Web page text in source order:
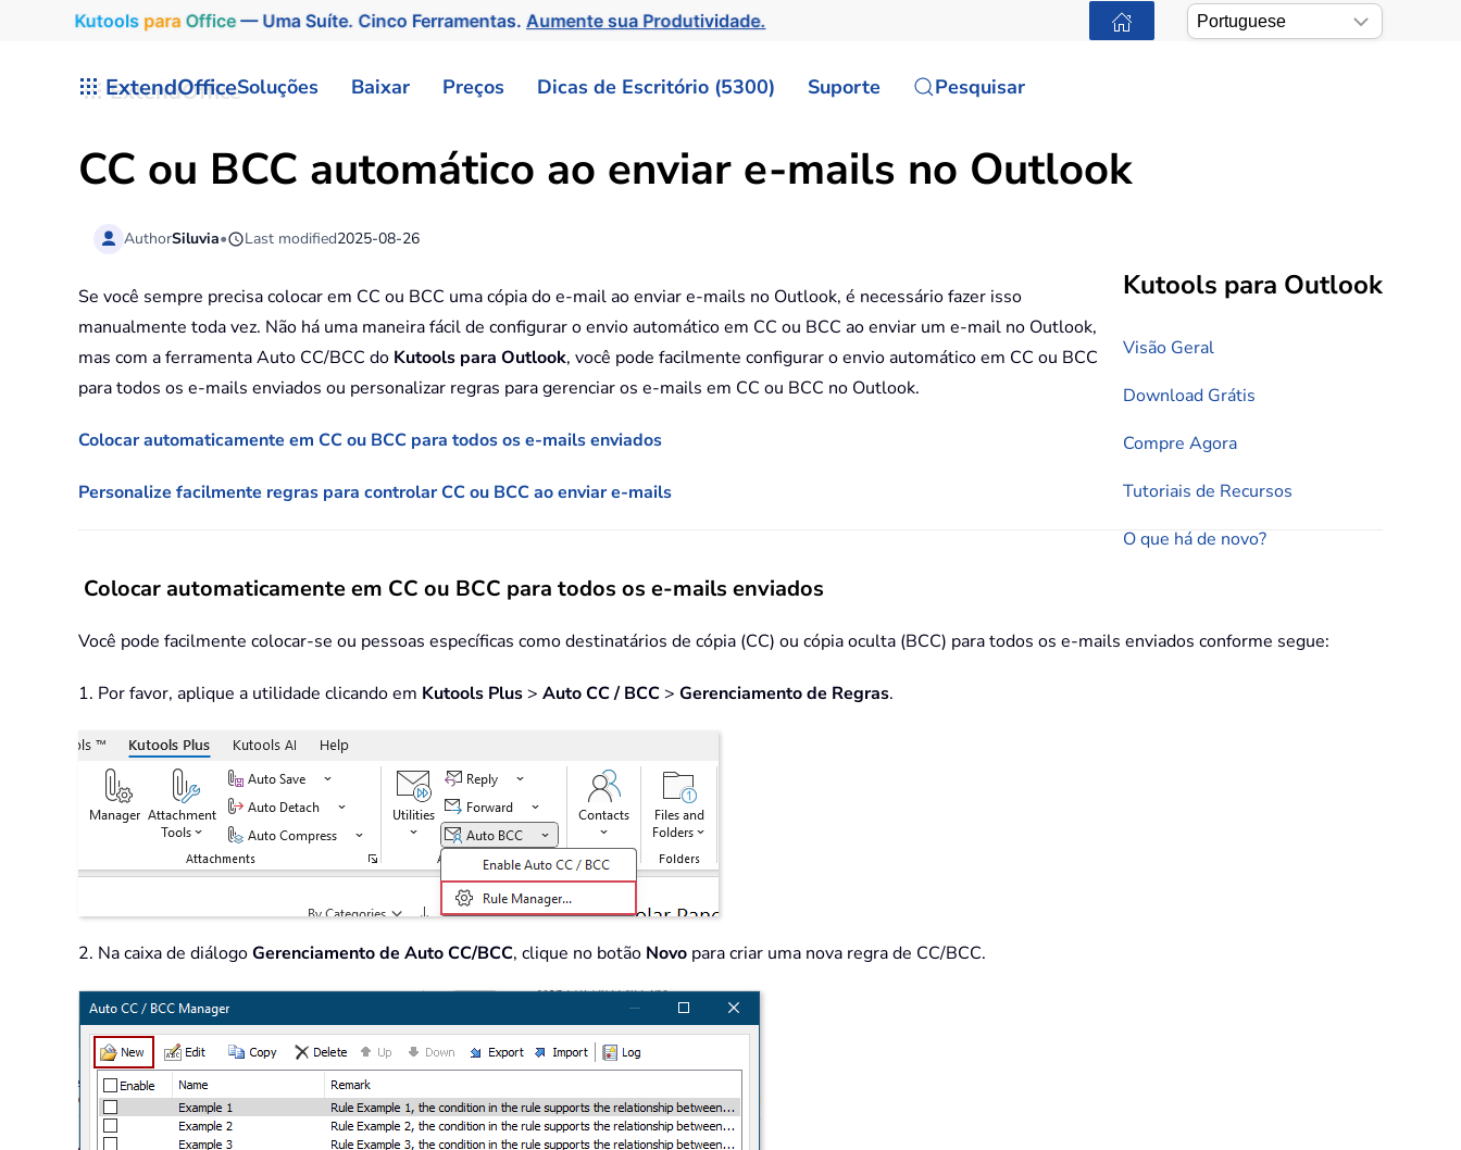
Kutoolspara Office— Uma Suíte. Cinco Ferramentas.Aumente sua Produtividade.
ExtendOfficeSoluções Baixar Preços Dicas de Escritório (5300) Suporte Pesquisar
CC ou BCC automático ao enviar e-mails no Outlook
AuthorSiluvia• Last modified2025-08-26
Kutools para Outlook
Visão Geral
Download Grátis
Compre Agora
Tutoriais de Recursos
O que há de novo?
Se você sempre precisa colocar em CC ou BCC uma cópia do e-mail ao enviar e-mails no Outlook, é necessário fazer isso
manualmente toda vez. Não há uma maneira fácil de configurar o envio automático em CC ou BCC ao enviar um e-mail no Outlook,
mas com a ferramenta Auto CC/BCC do Kutools para Outlook, você pode facilmente configurar o envio automático em CC ou BCC
para todos os e-mails enviados ou personalizar regras para gerenciar os e-mails em CC ou BCC no Outlook.
Colocar automaticamente em CC ou BCC para todos os e-mails enviados
Personalize facilmente regras para controlar CC ou BCC ao enviar e-mails
Colocar automaticamente em CC ou BCC para todos os e-mails enviados
Você pode facilmente colocar-se ou pessoas específicas como destinatários de cópia (CC) ou cópia oculta (BCC) para todos os e-mails enviados conforme segue:
1. Por favor, aplique a utilidade clicando em Kutools Plus > AutoCC / BCC > Gerenciamento de Regras.
2. Na caixa de diálogoGerenciamento de Auto CC/BCC, clique no botão Novo para criar uma nova regra de CC/BCC.